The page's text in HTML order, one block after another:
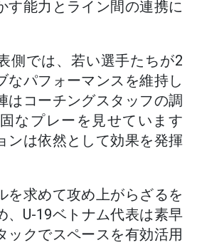
す能力とライン間の連携に
側では、若い選手たちが2
なパフォーマンスを維持し
はコーチングスタッフの調
なプレーを見せています
ンは依然として効果を発揮
を求めて攻め上がらざるを
、U-19ベトナム代表は素早
ックでスペースを有効活用